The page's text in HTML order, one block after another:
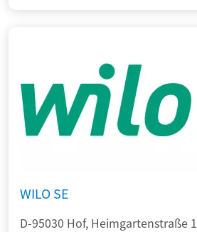
WILO SE
D-95030 Hof, Heimgartenstraße 1